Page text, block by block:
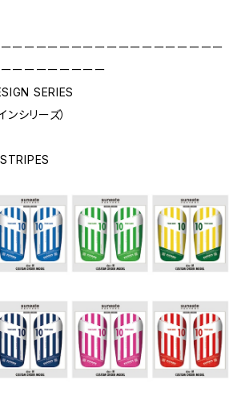
ーーーーーーーーーーーーーーーーーー
ーーーーーーーー
SERIES
ンシリーズ）